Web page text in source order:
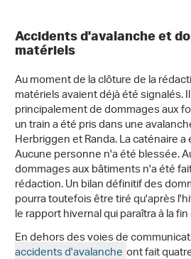
Accidents d'avalanche et
matériels
Au moment de la clôture de la
matériels avaient déjà été signalés.
principalement de dommages aux
un train a été pris dans une
Herbriggen et Randa. La caténaire
Aucune personne n'a été blessée.
dommages aux bâtiments n'a été
rédaction. Un bilan définitif des
pourra toutefois être tiré qu'après
le rapport hivernal qui paraîtra à la
En dehors des voies de
accidents d'avalancheont fait